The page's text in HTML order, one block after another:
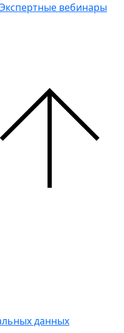
Экспертные вебинары
данных